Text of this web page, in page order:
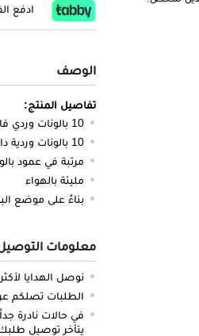
ادفع
الوصف
تفاصيل المنتج:
10 بالونات وردي فاتح
10 بالونات وردية داكنة
مرتبة في عمود
مليئة بالهواء
بناءً على موضع
معلومات
نوصل الهدايا لأكثر من 25 عاما لذا نحن ملتزمون بالدقة والتوصيل
الطلبات تصلكم
في حالات نادرة
يتأخر توصيل